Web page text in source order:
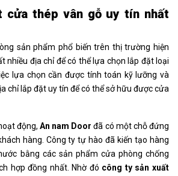
cửa thép vân gỗ uy tín nhất
sản phẩm phổ biến trên thị trường hiện
nhiều địa chỉ để có thể lựa chọn lắp đặt loại
lựa chọn cần được tính toán kỹ lưỡng và
chỉ lắp đặt uy tín để có thể sở hữu được cửa
động, An nam Door đã có một chỗ đứng
hàng. Công ty tự hào đã kiến tạo hàng
bằng các sản phẩm cửa phòng chống
hợp đồng nhất. Nhờ đó công ty sản xuất